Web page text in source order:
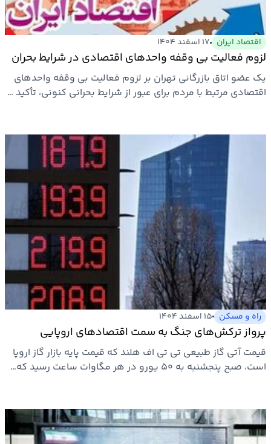
اقتصاد ایران ۱۷ اسفند ۱۴۰۴
لزوم فعالیت بی وقفه واحدهای اقتصادی در شرایط بحران
یک عضو اتاق بازرگانی تهران بر لزوم فعالیت بی وقفه واحدهای
اقتصادی مرتبط با مردم برای عبور از شرایط بحرانی کنونی، تأکید …
راه و مسکن ۱۵ اسفند ۱۴۰۴
پرواز ترکش‌های جنگ به سمت اقتصادهای اروپایی
قیمت آتی گاز طبیعی تی تی اف هلند که قیمت پایه بازار گاز اروپا
است، صبح پنجشنبه به ۵۰ یورو در هر مگاوات ساعت رسید که…